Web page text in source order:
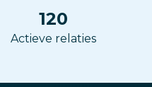
120
Actieve relaties